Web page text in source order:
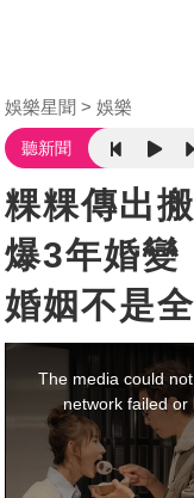
娛樂星聞 娛樂
聽新聞
粿粿傳出
爆3年婚
婚姻不是
This
The media could
network failed